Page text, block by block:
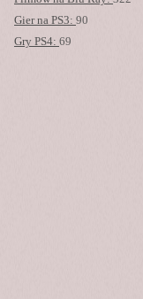
Gier na PS3: 90
Gry PS4: 69